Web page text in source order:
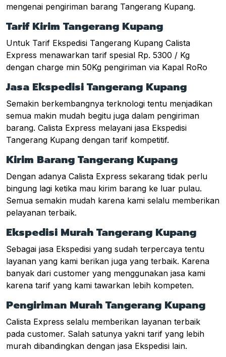
mengenai pengiriman barang Tangerang Kupang.
Tarif Kirim Tangerang Kupang
Untuk Tarif Ekspedisi Tangerang Kupang Calista
Express menawarkan tarif spesial Rp. 5300 / Kg
dengan charge min 50Kg pengiriman via Kapal RoRo
Jasa Ekspedisi Tangerang Kupang
Semakin berkembangnya terknologi tentu menjadikan
semua makin mudah begitu juga dalam pengiriman
barang. Calista Express melayani jasa Ekspedisi
Tangerang Kupang dengan tarif kompetitif.
Kirim Barang Tangerang Kupang
Dengan adanya Calista Express sekarang tidak perlu
bingung lagi ketika mau kirim barang ke luar pulau.
Semua semakin mudah karena kami selalu memberikan
pelayanan terbaik.
Ekspedisi Murah Tangerang Kupang
Sebagai jasa Ekspedisi yang sudah terpercaya tentu
layanan yang kami berikan juga yang terbaik. Karena
banyak dari customer yang menggunakan jasa kami
karena tarif yang kami tawarkan lebih kompeten.
Pengiriman Murah Tangerang Kupang
Calista Express selalu memberikan layanan terbaik
pada customer. Salah satunya yakni tarif yang lebih
murah dibandingkan dengan jasa Ekspedisi lain.